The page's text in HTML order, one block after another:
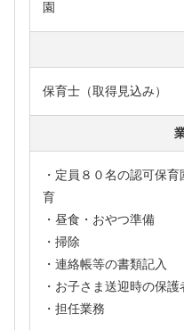
園
保育士（取得見込み）
・定員８０名の認可保
育
・昼食・おやつ準備
・掃除
・連絡帳等の書類記入
・お子さま送迎時の保護
・担任業務